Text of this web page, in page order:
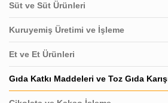
Süt ve Süt Ürünleri
Kuruyemiş Üretimi ve İşleme
Et ve Et Ürünleri
Gıda Katkı Maddeleri ve Toz Gıda